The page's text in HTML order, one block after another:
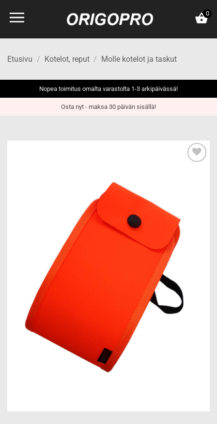
0
Etusivu / Kotelot, reput / Molle kotelot ja taskut
Nopea toimitus omalta varastolta 1-3 arkipäivässä!
Osta nyt - maksa 30 päivän sisällä!